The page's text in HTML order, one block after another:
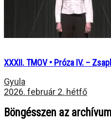
XXXII. TMOV • Próza IV. –
Gyula
2026. február 2. hétfő
Böngésszen az